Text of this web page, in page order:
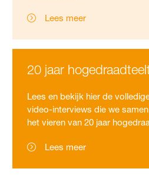
Lees meer
20 jaar
Lees en bekijk hier de
video-interviews die we
het vieren van 20 jaar
Lees meer